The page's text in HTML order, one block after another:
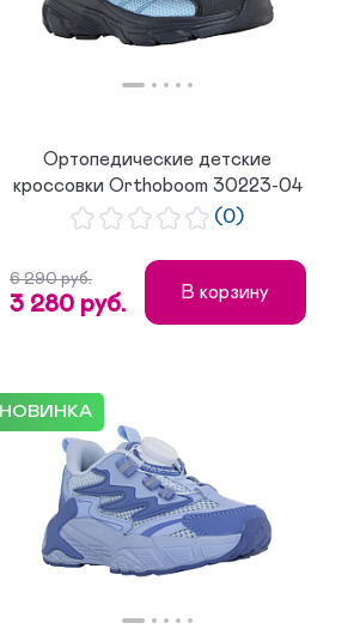
Ортопедические детские
кроссовки Orthoboom 30223-04
черный...
(0)
6 290 руб.
3 280 руб. В корзину
НОВИНКА